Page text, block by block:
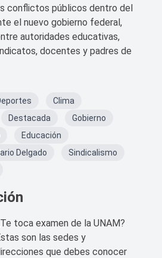
conflictos públicos dentro del
el nuevo gobierno federal,
autoridades educativas,
docentes y padres de
Clima
Destacada
Gobierno
Educación
Delgado
Sindicalismo
toca examen de la UNAM?
son las sedes y
que debes conocer